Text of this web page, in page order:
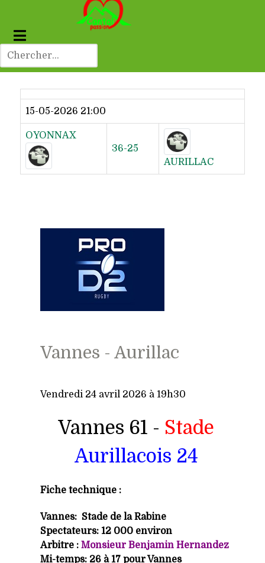
Dernier résultat
15-05-2026 21:00
OYONNAX
36-25
AURILLAC
Vannes - Aurillac
Vendredi 24 avril 2026 à 19h30
Vannes 61 - Stade
Aurillacois 24
Fiche technique :
Vannes: Stade de la Rabine
Spectateurs: 12 000 environ
Arbitre : Monsieur Benjamin Hernandez
Mi-temps: 26 à 17 pour Vannes